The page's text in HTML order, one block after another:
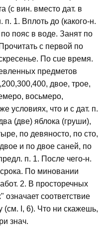
(с вин. вместо дат. в
п. 1. Вплоть до (какого-н.
пояс в воде. Занят по
с первой по
По cue время.
предметов
двое, трое,
восьмеро,
условиях, что и с дат. п.
(две) яблока (груши),
по девяносто, по сто,
и по двое саней, по
п. 1. После чего-н.
По миновании
2. В просторечных
соответствие
(см. I, 6). Что ни скажешь,
знач.